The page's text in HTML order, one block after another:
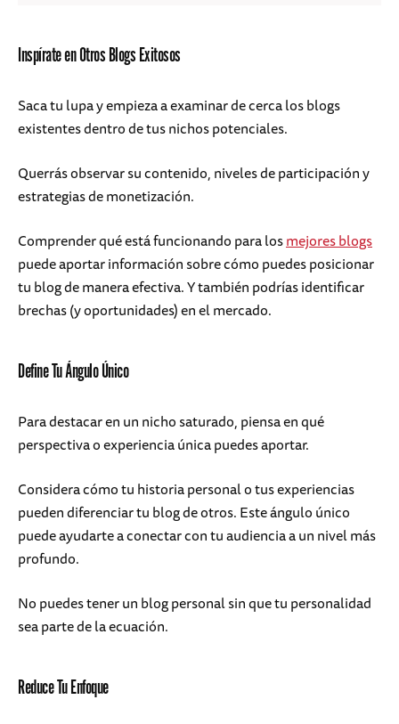
Inspírate en Otros Blogs Exitosos
Saca tu lupa y empieza a examinar de cerca los blogs
existentes dentro de tus nichos potenciales.
Querrás observar su contenido, niveles de participación y
estrategias de monetización.
Comprender qué está funcionando para losmejores blogs
puede aportar información sobre cómo puedes posicionar
tu blog de manera efectiva. Y también podrías identificar
brechas (y oportunidades) en el mercado.
Define Tu Ángulo Único
Para destacar en un nicho saturado, piensa en qué
perspectiva o experiencia única puedes aportar.
Considera cómo tu historia personal o tus experiencias
pueden diferenciar tu blog de otros. Este ángulo único
puede ayudarte a conectar con tu audiencia a un nivel más
profundo.
No puedes tener un blog personal sin que tu personalidad
sea parte de la ecuación.
Reduce Tu Enfoque